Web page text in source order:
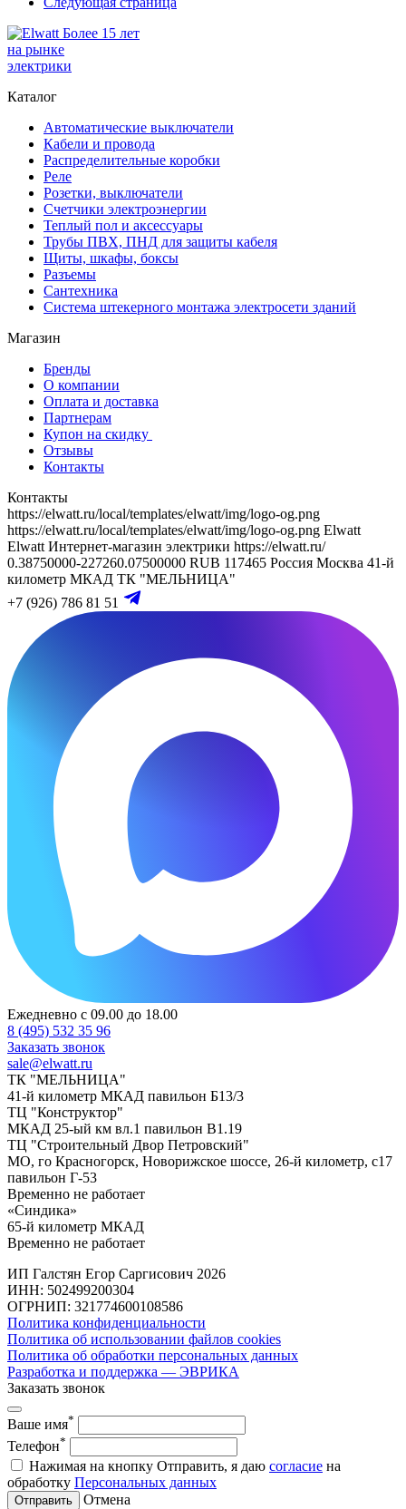
Более 15 лет
на рынке
электрики
Каталог
Автоматические выключатели
Кабели и провода
Распределительные коробки
Реле
Розетки, выключатели
Счетчики электроэнергии
Теплый пол и аксессуары
Трубы ПВХ, ПНД для защиты кабеля
Щиты, шкафы, боксы
Разъемы
Сантехника
Система штекерного монтажа электросети зданий
Магазин
Бренды
О компании
Оплата и доставка
Партнерам
Купон на скидку
Отзывы
Контакты
Контакты
https://elwatt.ru/local/templates/elwatt/img/logo-og.png
https://elwatt.ru/local/templates/elwatt/img/logo-og.png Elwatt
Elwatt Интернет-магазин электрики https://elwatt.ru/
0.38750000-227260.07500000 RUB 117465 Россия Москва 41-й
километр МКАД ТК "МЕЛЬНИЦА"
+7 (926) 786 81 51
Ежедневно с 09.00 до 18.00
8 (495) 532 35 96
Заказать звонок
sale@elwatt.ru
ТК "МЕЛЬНИЦА"
41-й километр МКАД павильон Б13/3
ТЦ "Конструктор"
МКАД 25-ый км вл.1 павильон В1.19
ТЦ "Строительный Двор Петровский"
МО, го Красногорск, Новорижское шоссе, 26-й километр, с17
павильон Г-53
Временно не работает
«Синдика»
65-й километр МКАД
Временно не работает
ИП Галстян Егор Саргисович 2026
ИНН: 502499200304
ОГРНИП: 321774600108586
Политика конфиденциальности
Политика об использовании файлов cookies
Политика об обработки персональных данных
Разработка и поддержка — ЭВРИКА
Заказать звонок
Ваше имя*
Телефон*
Нажимая на кнопку Отправить, я даю согласие на
обработку Персональных данных
Отправить
Отмена